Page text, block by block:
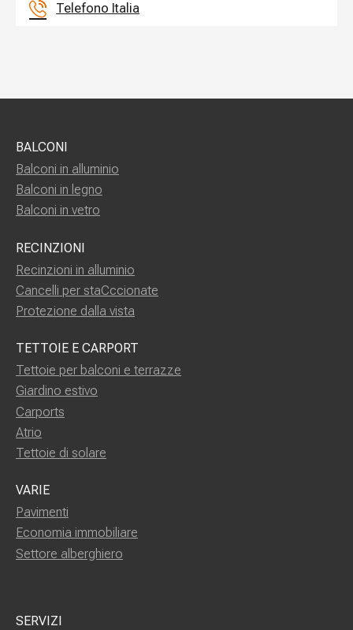
Telefono Italia
BALCONI
Balconi in alluminio
Balconi in legno
Balconi in vetro
RECINZIONI
Recinzioni in alluminio
Cancelli per staCccionate
Protezione dalla vista
TETTOIE E CARPORT
Tettoie per balconi e terrazze
Giardino estivo
Carports
Atrio
Tettoie di solare
VARIE
Pavimenti
Economia immobiliare
Settore alberghiero
SERVIZI